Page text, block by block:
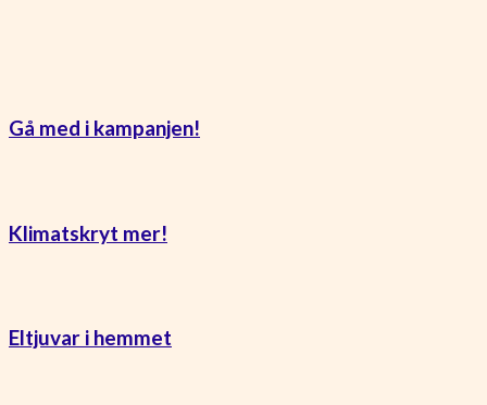
Gå med i kampanjen!
Klimatskryt mer!
Eltjuvar i hemmet